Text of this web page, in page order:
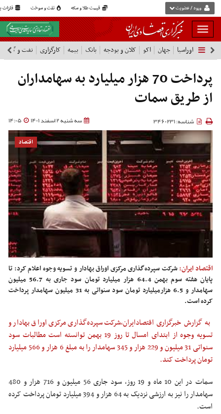
قیمت طلا و سکه نفت و سوخت فلزات ورود / عضویت
بار
و
بسته
نمودن
فهرست
اوراسیا جهان اکو کلان و بودجه بانک بیمه کارگزاری نفت و گاز
پرداخت 70 هزار میلیارد به سهامداران
از طریق سمات
سه شنبه 2 اسفند 1401 14:05 شناسه: 3460231
اقتصاد
اقتصاد ایران:شرکت سپرده‌گذاری مرکزی اوراق بهادار و تسویه وجوه اعلام کرد: تا
پایان هفته سوم بهمن 64.4 هزار میلیارد تومان سود جاری به 56.7 میلیون
سهامدار و 6.5 هزارمیلیارد تومان سود سنواتی به 31 میلیون سهامدار پرداخت
کرده است.
به گزارش خبرگزاری اقتصادایران،شرکت سپرده‌گذاری مرکزی اوراق بهادار و
تسویه وجوه از ابتدای امسال تا روز 19 بهمن توانسته است مطالبات سود
سنواتی 31 میلیون و 229 هزار و 345 سهامدار را به مبلغ 6 هزار و 566 میلیارد
تومان پرداخت کند.
سمات در این 10 ماه و 19 روز، سود جاری 56 میلیون و 716 هزار و 480
سهامدار را نیز به ارزشی نزدیک به 64 هزار و 394 میلیارد تومان پرداخت کرده
است.